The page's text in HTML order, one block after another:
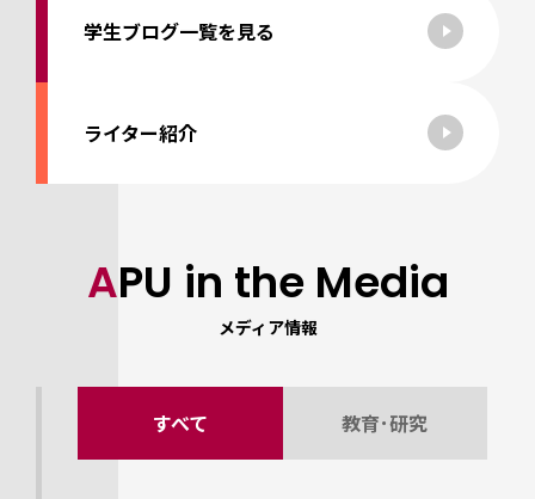
学生ブログ一覧を見る
ライター紹介
APU in the Media
メディア情報
すべて 教育･研究